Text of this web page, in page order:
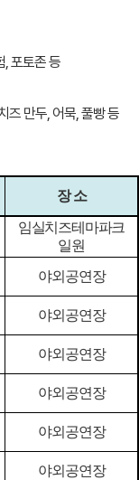
, 포토존 등
즈 만두, 어묵, 풀빵 등
장 소
임실치즈테마파크
일원
야외공연장
야외공연장
야외공연장
야외공연장
야외공연장
야외공연장